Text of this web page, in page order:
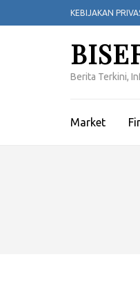
ke
KEBIJAKAN
Berita Terkini,
Market